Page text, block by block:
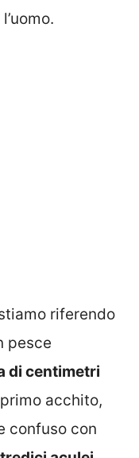
riferendo
pesce
di centimetri
acchito,
confuso con